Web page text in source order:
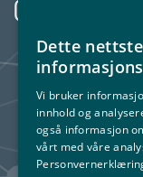
Dette
Vi bruker
innhold og
også informasjon
vårt med våre